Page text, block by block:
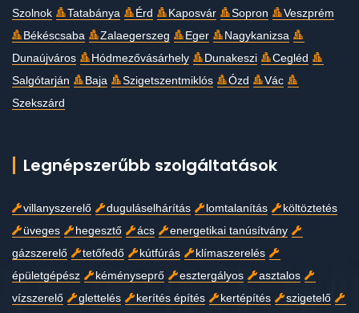
Szolnok
Tatabánya Érd Kaposvár Sopron
Veszprém
Békéscsaba
Zalaegerszeg Eger
Nagykanizsa
Dunaújváros
Hódmezővásárhely Dunakeszi
Cegléd
Salgótarján
Baja Szigetszentmiklós Ózd
Vác
Szekszárd
Legnépszerűbb szolgáltatások
villanyszerelő duguláselhárítás lomtalanítás
költöztetés
üveges
hegesztő ács
energetikai tanúsítvány
gázszerelő
tetőfedő kútfúrás
klímaszerelés
épületgépész
kéményseprő esztergályos
asztalos
vízszerelő
glettelés kerítés építés kertépítés
szigetelő